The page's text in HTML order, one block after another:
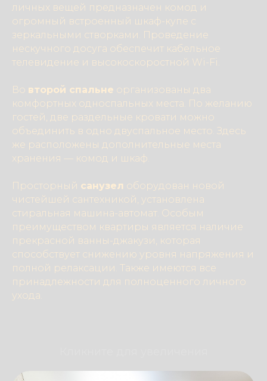
личных вещей предназначен комод и
огромный встроенный шкаф-купе с
зеркальными створками. Проведение
нескучного досуга обеспечит кабельное
телевидение и высокоскоростной Wi-Fi.
Во второй спальне организованы два
комфортных односпальных места. По желанию
гостей, две раздельные кровати можно
объединить в одно двуспальное место. Здесь
же расположены дополнительные места
хранения — комод и шкаф.
Просторный санузел оборудован новой
чистейшей сантехникой, установлена
стиральная машина-автомат. Особым
преимуществом квартиры является наличие
прекрасной ванны-джакузи, которая
способствует снижению уровня напряжения и
полной релаксации. Также имеются все
принадлежности для полноценного личного
ухода.